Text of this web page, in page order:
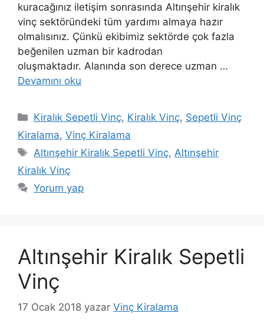
kuracağınız iletişim sonrasında Altınşehir kiralık
vinç sektöründeki tüm yardımı almaya hazır
olmalısınız. Çünkü ekibimiz sektörde çok fazla
beğenilen uzman bir kadrodan
oluşmaktadır. Alanında son derece uzman …
Devamını oku
Kategoriler
Kiralık Sepetli Vinç, Kiralık Vinç, Sepetli Vinç
Kiralama, Vinç Kiralama
Etiketler
Altınşehir Kiralık Sepetli Vinç, Altınşehir
Kiralık Vinç
Yorum yap
Altınşehir Kiralık Sepetli
Vinç
17 Ocak 2018 yazar Vinç Kiralama